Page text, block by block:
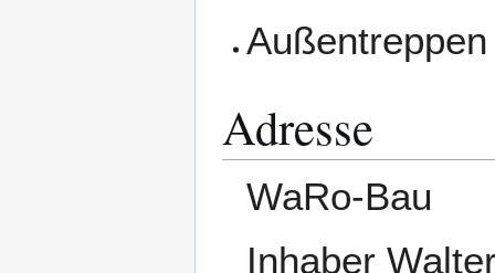
Adresse
WaRo-Bau
Inhaber